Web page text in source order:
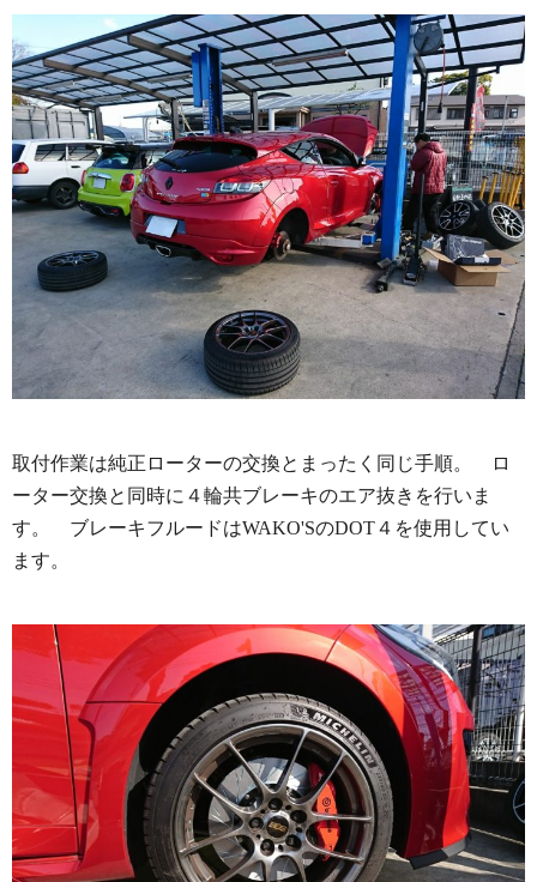
取付作業は純正ローターの交換とまったく同じ手順。 ロ
ーター交換と同時に４輪共ブレーキのエア抜きを行いま
す。 ブレーキフルードはWAKO'SのDOT４を使用してい
ます。